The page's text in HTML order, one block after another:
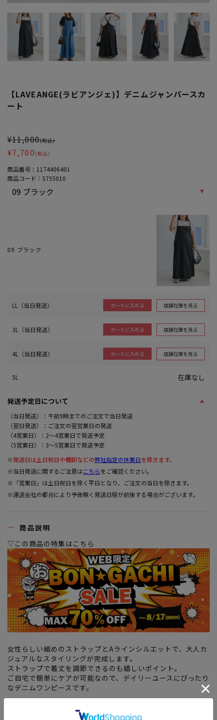
【LAVEANGE(ラビアンジェ)】デニムジャンパースカ
ート
¥11,000(税込)
¥7,700 (税込)
商品番号： 1174406401
商品コード： 5755010
09 ブラック
LL（当日発送） カートに入れる 店舗在庫を見る
3L（当日発送） カートに入れる 店舗在庫を見る
4L（当日発送） カートに入れる 店舗在庫を見る
5L 在庫なし
発送予定日について
（当日発送）：午前9時までのご注文で当日発送
（翌日発送）：ご注文の翌営業日の発送
（4営業日）：2～4営業日で発送予定
（5営業日）：3～5営業日で発送予定
※発送日は土日祝日や棚卸などの弊社指定の休業日を除きます。
※当日発送に関するご注意はこちらをご確認ください。
※「営業日」は土日祝日を除く平日となり、ご注文の当日を除きます。
※運送会社の都合により予告無く発送日程が前後する場合がございます。
商品説明
▽この商品の特集はこちら
女性らしい細めのストラップとAラインシルエットで、大人カ
ジュアルなスタイリングが完成します。
ストラップで着丈を調節できるのも嬉しいポイント。
ご自宅で簡単にケアが可能なので、デイリーユースにぴったり
なデニムワンピースです。